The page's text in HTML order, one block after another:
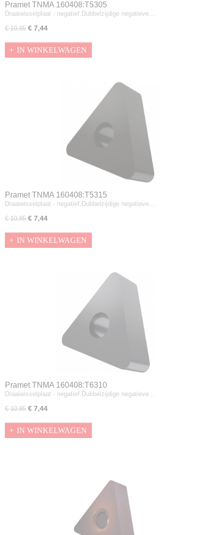
Pramet TNMA 160408:T5305
Draaiwisselplaat - negatief.Dubbelzijdige negatieve…
€ 10,85 € 7,44
IN WINKELWAGEN
Pramet TNMA 160408:T5315
Draaiwisselplaat - negatief.Dubbelzijdige negatieve…
€ 10,85 € 7,44
IN WINKELWAGEN
Pramet TNMA 160408:T6310
Draaiwisselplaat - negatief.Dubbelzijdige negatieve…
€ 10,85 € 7,44
IN WINKELWAGEN